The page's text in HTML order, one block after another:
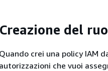
Creazione del
Quando crei una policy IAM
autorizzazioni che vuoi